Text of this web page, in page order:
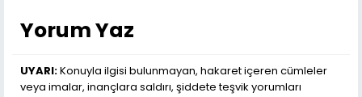
Yorum Yaz
UYARI:Konuyla ilgisi bulunmayan, hakaret içeren cümleler
veya imalar, inançlara saldırı, şiddete teşvik yorumları